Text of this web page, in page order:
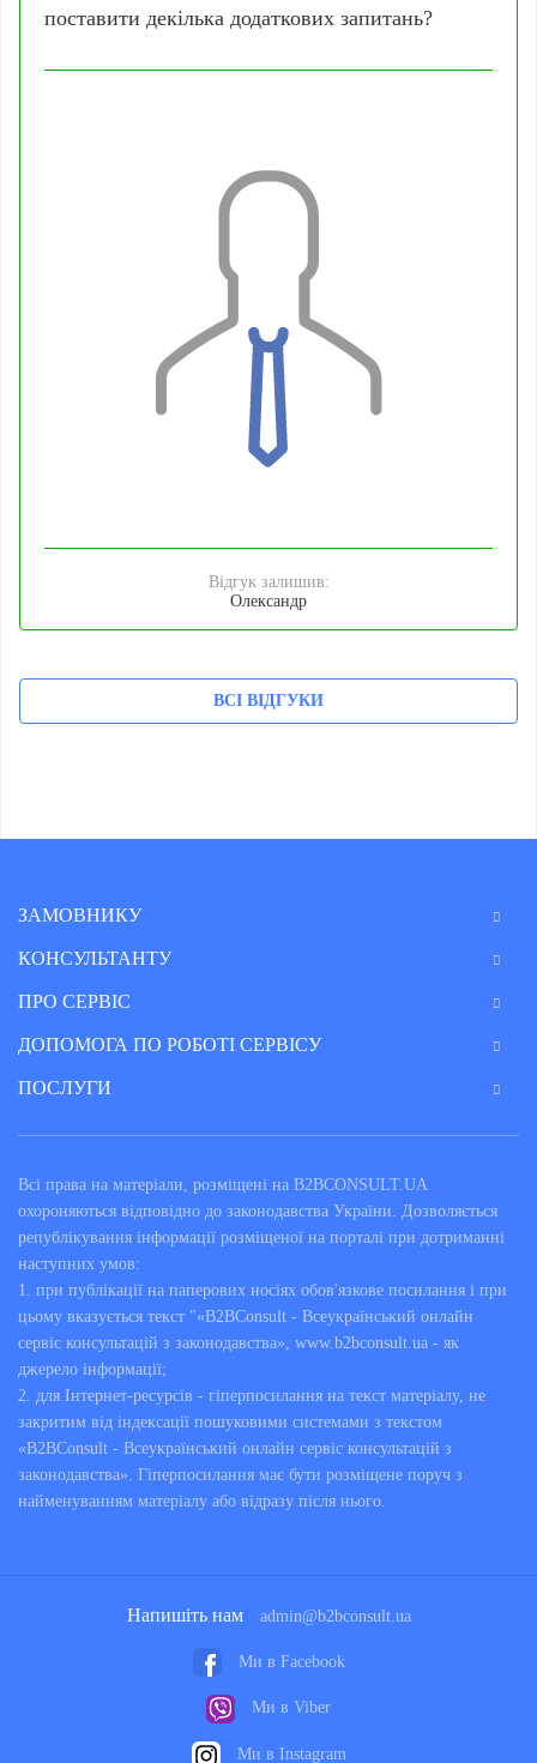
поставити декілька додаткових запитань?
Відгук залишив:
Олександр
ВСІ ВІДГУКИ
ЗАМОВНИКУ
КОНСУЛЬТАНТУ
ПРО СЕРВІС
ДОПОМОГА ПО РОБОТІ СЕРВІСУ
ПОСЛУГИ
Всі права на матеріали, розміщені на B2BCONSULT.UA
охороняються відповідно до законодавства України. Дозволяється
републікування інформації розміщеної на порталі при дотриманні
наступних умов:
1. при публікації на паперових носіях обов'язкове посилання і при
цьому вказується текст "«B2BConsult - Всеукраїнський онлайн
сервіс консультацій з законодавства», www.b2bconsult.ua - як
джерело інформації;
2. для Інтернет-ресурсів - гіперпосилання на текст матеріалу, не
закритим від індексації пошуковими системами з текстом
«B2BConsult - Всеукраїнський онлайн сервіс консультацій з
законодавства». Гіперпосилання має бути розміщене поруч з
найменуванням матеріалу або відразу після нього.
Напишіть нам admin@b2bconsult.ua
Ми в Facebook
Ми в Viber
Ми в Instagram